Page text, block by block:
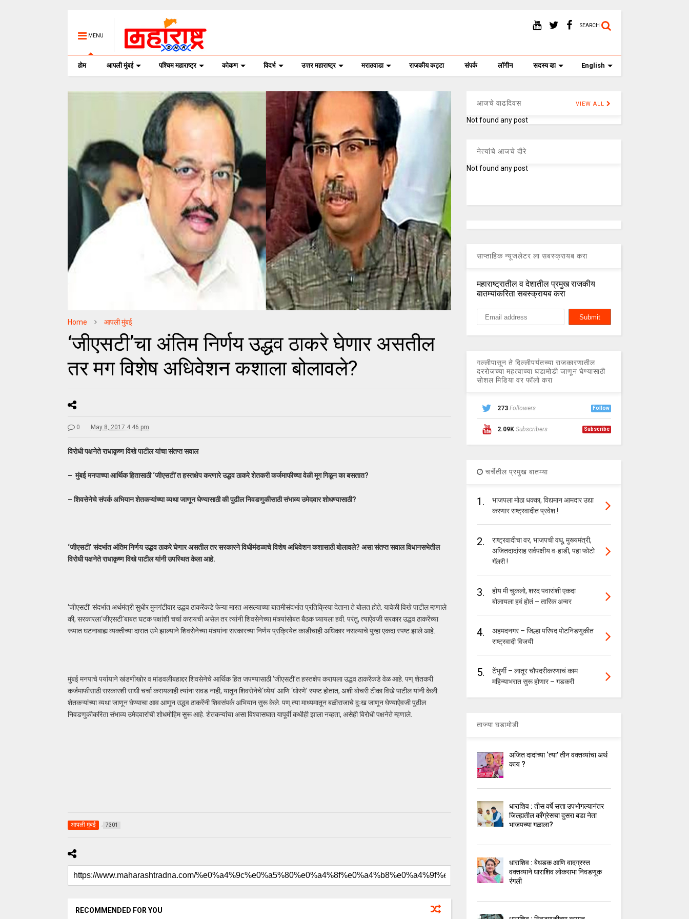
MENU
SEARCH
होम आपली मुंबई पश्चिम महाराष्ट्र कोकण विदर्भ उत्तर महाराष्ट्र मराठवाडा राजकीय कट्टा संपर्क लॉगीन सदस्य व्हा English
Home आपली मुंबई
‘जीएसटी’चा अंतिम निर्णय उद्धव ठाकरे घेणार असतील
तर मग विशेष अधिवेशन कशाला बोलावले?
0 May 8, 2017 4:46 pm
विरोधी पक्षनेते राधाकृष्ण विखे पाटील यांचा संतप्त सवाल
– मुंबई मनपाच्या आर्थिक हितासाठी ‘जीएसटी’त हस्तक्षेप करणारे उद्धव ठाकरे शेतकरी कर्जमाफीच्या वेळी मूग गिळून का बसतात?
– शिवसेनेचे संपर्क अभियान शेतकऱ्यांच्या व्यथा जाणून घेण्यासाठी की पुढील निवडणुकीसाठी संभाव्य उमेदवार शोधण्यासाठी?
‘जीएसटी’ संदर्भात अंतिम निर्णय उद्धव ठाकरे घेणार असतील तर सरकारने विधीमंडळाचे विशेष अधिवेशन कशासाठी बोलावले? असा संतप्त सवाल विधानसभेतील
विरोधी पक्षनेते राधाकृष्ण विखे पाटील यांनी उपस्थित केला आहे.
‘जीएसटी’ संदर्भात अर्थमंत्री सुधीर मुनगंटीवार उद्धव ठाकरेंकडे फेऱ्या मारत असल्याच्या बातमीसंदर्भात प्रतिक्रिया देताना ते बोलत होते. यावेळी विखे पाटील म्हणाले
की, सरकारला‘जीएसटी’बाबत घटक पक्षांशी चर्चा करायची असेल तर त्यांनी शिवसेनेच्या मंत्र्यांसोबत बैठक घ्यायला हवी. परंतु, त्याऐवजी सरकार उद्धव ठाकरेंच्या
रूपात घटनाबाह्य व्यक्तीच्या दारात उभे झाल्याने शिवसेनेच्या मंत्र्यांना सरकारच्या निर्णय प्रक्रियेत काडीचाही अधिकार नसल्याचे पुन्हा एकदा स्पष्ट झाले आहे.
मुंबई मनपाचे पर्यायाने खंडणीखोर व मांडवलीबहाद्दर शिवसेनेचे आर्थिक हित जपण्यासाठी ‘जीएसटी’त हस्तक्षेप करायला उद्धव ठाकरेंकडे वेळ आहे. पण् शेतकरी
कर्जमाफीसाठी सरकारशी साधी चर्चा करायलाही त्यांना सवड नाही, यातून शिवसेनेचे‘ध्येय’ आणि ‘धोरणे’ स्पष्ट होतात, अशी बोचरी टीका विखे पाटील यांनी केली.
शेतकऱ्यांच्या व्यथा जाणून घेण्याचा आव आणून उद्धव ठाकरेंनी शिवसंपर्क अभियान सुरू केले. पण् त्या माध्यमातून बळीराजाचे दुःख जाणून घेण्याऐवजी पुढील
निवडणुकीकरिता संभाव्य उमेदवारांची शोधमोहिम सुरू आहे. शेतकऱ्यांचा असा विश्वासघात यापूर्वी कधीही झाला नव्हता, असेही विरोधी पक्षनेते म्हणाले.
आपली मुंबई 7301
RECOMMENDED FOR YOU
आजचे वाढदिवस VIEW ALL
Not found any post
नेत्यांचे आजचे दौरे
Not found any post
साप्ताहिक न्यूजलेटर ला सबस्क्रायब करा
महाराष्ट्रातील व देशातील प्रमुख राजकीय
बातम्यांकरिता सबस्क्रायब करा
गल्लीपासून ते दिल्लीपर्यंतच्या राजकारणातील
दररोजच्या महत्वाच्या घडामोडी जाणून घेण्यासाठी
सोशल मिडिया वर फॉलो करा
273 Followers Follow
2.09K Subscribers Subscribe
चर्चेतील प्रमुख बातम्या
1.
भाजपला मोठा धक्का, विद्यमान आमदार उद्या
करणार राष्ट्रवादीत प्रवेश !
2.
राष्ट्रवादीचा वर, भाजपची वधू, मुख्यमंत्री,
अजितदादांसह सर्वपक्षीय व-हाडी, पहा फोटो
गॅलरी !
3.
होय मी चुकलो, शरद पवारांशी एकदा
बोलायला हवं होतं – तारिक अन्वर
4.
अहमदनगर – जिल्हा परिषद पोटनिडणुकीत
राष्ट्रवादी विजयी
5.
टेंभुर्णी – लातूर चौपदरीकरणाचं काम
महिन्याभरात सुरू होणार – गडकरी
ताज्या घडामोडी
अजित दादांच्या ‘त्या’ तीन वक्तव्यांचा अर्थ
काय ?
धाराशिव : तीस वर्षे सत्ता उपभोगल्यानंतर
जिल्ह्यतील कॉंग्रेसचा दुसरा बडा नेता
भाजपच्या गळाला?
धाराशिव : बेधडक आणि वादग्रस्त
वक्तव्याने धाराशिव लोकसभा निवडणूक
रंगली